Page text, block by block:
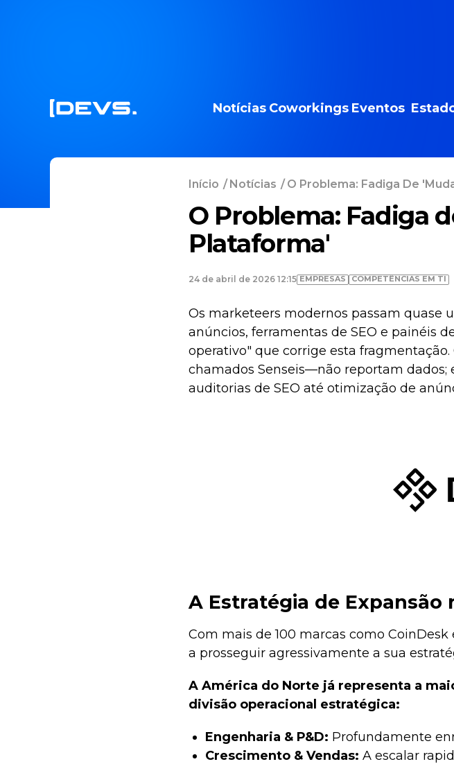
Notícias Coworkings Eventos
Início /Notícias / O Problema: Fadiga De
O Problema: Fadiga
Plataforma'
24 de abril de 2026 12:15 EMPRESAS COMPETÊNCIAS EM TI
Os marketeers modernos passam quase
anúncios, ferramentas de SEO e painéis
operativo" que corrige esta
chamados Senseis—não reportam
auditorias de SEO até otimização de
A Estratégia de Expansão
Com mais de 100 marcas como
a prosseguir agressivamente a sua
A América do Norte já representa a
divisão operacional estratégica:
Engenharia & P&D: Profundamente
Crescimento & Vendas: A escalar